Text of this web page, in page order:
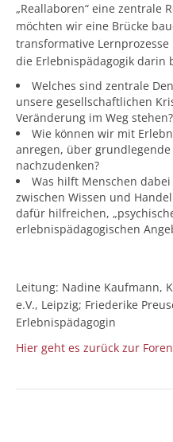
„Reallaboren“ eine zentrale
möchten wir eine Brücke
transformative
die Erlebnispädagogik darin
Welches sind zentrale
unsere gesellschaftlichen
Veränderung im Weg stehen?
Wie können wir mit
anregen, über
nachzudenken?
Was hilft Menschen
zwischen Wissen und
dafür hilfreichen,
erlebnispädagogischen
Leitung: Nadine Kaufmann,
e.V., Leipzig; Friederike
Erlebnispädagogin
Hier geht es zurück zur